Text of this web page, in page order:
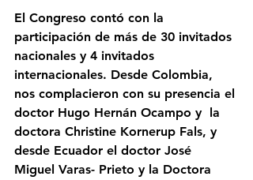
El Congreso contó con la
participación de más de 30 invitados
nacionales y 4 invitados
internacionales. Desde Colombia,
nos complacieron con su presencia el
doctor Hugo Hernán Ocampo y  la
doctora Christine Kornerup Fals, y
desde Ecuador el doctor José
Miguel Varas- Prieto y la Doctora